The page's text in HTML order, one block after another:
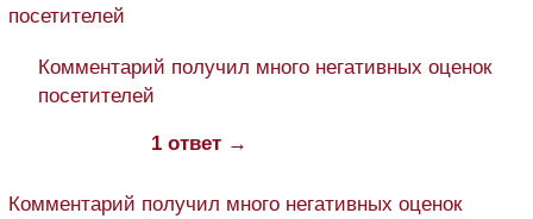
посетителей
Комментарий получил много негативных оценок
посетителей
1 ответ →
Комментарий получил много негативных оценок